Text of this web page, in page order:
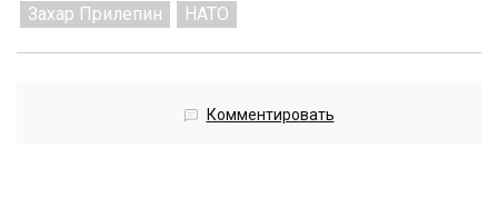
Захар Прилепин
НАТО
Комментировать